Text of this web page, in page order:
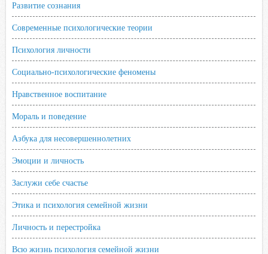
Развитие сознания
Современные психологические теории
Психология личности
Социально-психологические феномены
Нравственное воспитание
Мораль и поведение
Азбука для несовершеннолетних
Эмоции и личность
Заслужи себе счастье
Этика и психология семейной жизни
Личность и перестройка
Всю жизнь психология семейной жизни